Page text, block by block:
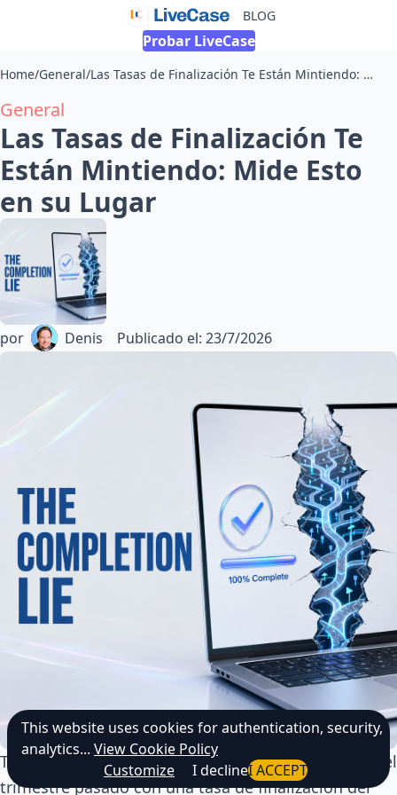
BLOG
Probar LiveCase
Home/General/ Las Tasas de Finalización Te Están Mintiendo: Mide Esto en su Lugar
General
Las Tasas de Finalización Te
Están Mintiendo: Mide Esto
en su Lugar
por Denis Publicado el: 23/7/2026
Tu formación en cumplimiento normativo terminó el
trimestre pasado con una tasa de finalización del
This website uses cookies for authentication, security,
analytics... View Cookie Policy
Customize
I declineI ACCEPT